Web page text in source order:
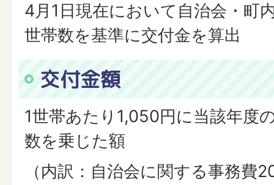
4月1日現在において自治会・町
世帯数を基準に交付金を算出
交付金額
1世帯あたり1,050円に当該年度
数を乗じた額
（内訳：自治会に関する事務費